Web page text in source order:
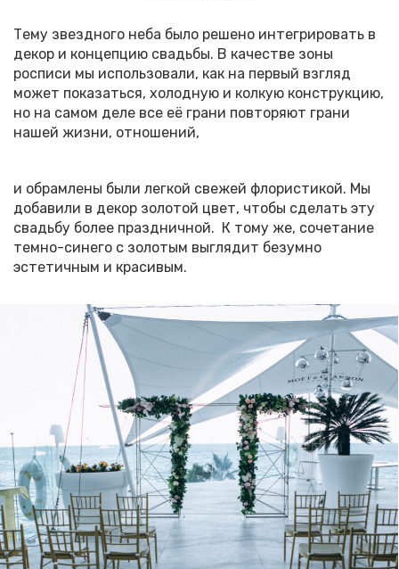
Тему звездного неба было решено интегрировать в
декор и концепцию свадьбы. В качестве зоны
росписи мы использовали, как на первый взгляд
может показаться, холодную и колкую конструкцию,
но на самом деле все её грани повторяют грани
нашей жизни, отношений,
и обрамлены были легкой свежей флористикой. Мы
добавили в декор золотой цвет, чтобы сделать эту
свадьбу более праздничной. К тому же, сочетание
темно-синего с золотым выглядит безумно
эстетичным и красивым.